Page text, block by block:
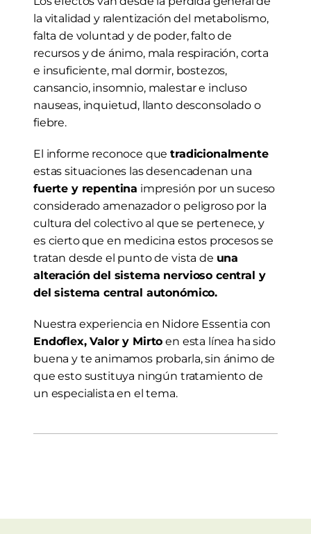
la vitalidad y ralentización del metabolismo,
falta de voluntad y de poder, falto de
recursos y de ánimo, mala respiración, corta
e insuficiente, mal dormir, bostezos,
cansancio, insomnio, malestar e incluso
nauseas, inquietud, llanto desconsolado o
fiebre.
El informe reconoce que tradicionalmente
fuerte y repentina impresión por un suceso
considerado amenazador o peligroso por la
cultura del colectivo al que se pertenece, y
es cierto que en medicina estos procesos se
tratan desde el punto de vista de una
alteración del sistema nervioso central y
del sistema central autonómico.
Endoflex, Valor y Mirto en esta línea ha sido
buena y te animamos probarla, sin ánimo de
que esto sustituya ningún tratamiento de
un especialista en el tema.